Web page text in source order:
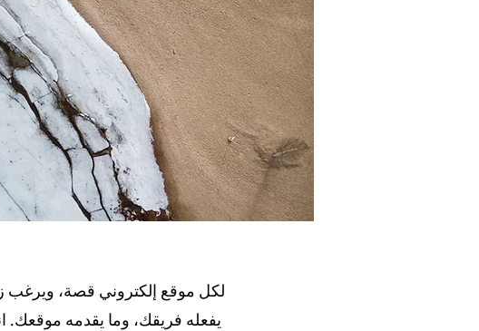
لكل موقع إلكتروني قصة، ويرغب
يفعله فريقك، وما يقدمه موقعك.